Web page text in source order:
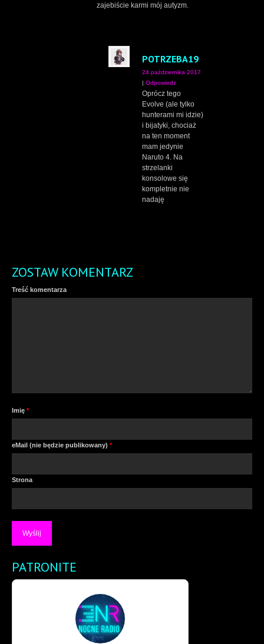
zajebiście karmi mój autyzm.
POTRZEBA19
24 października 2017
Odpowiedz
Oprócz tego
Evolve (ale tylko
hunterami mi idzie)
i bijatyki, chociaż
na ten moment
mam jedynie
Naruto 4. Na
strzelanki
konsolowe się
kompletnie nie
nadaję
ZOSTAW KOMENTARZ
Treść komentarza
Imię *
eMail (nie będzie publikowany) *
Strona
PATRONITE